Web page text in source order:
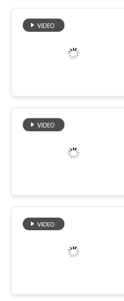
POLITICA
SULLA
PRIVACY
stanza
macchina